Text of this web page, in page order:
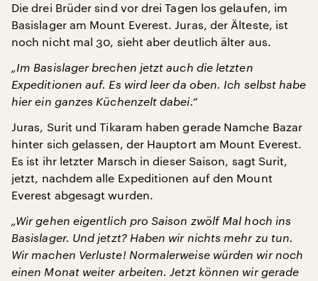
Die drei Brüder sind vor drei Tagen los gelaufen, im
Basislager am Mount Everest. Juras, der Älteste, ist
noch nicht mal 30, sieht aber deutlich älter aus.
„Im Basislager brechen jetzt auch die letzten
Expeditionen auf. Es wird leer da oben. Ich selbst habe
hier ein ganzes Küchenzelt dabei.“
Juras, Surit und Tikaram haben gerade Namche Bazar
hinter sich gelassen, der Hauptort am Mount Everest.
Es ist ihr letzter Marsch in dieser Saison, sagt Surit,
jetzt, nachdem alle Expeditionen auf den Mount
Everest abgesagt wurden.
„Wir gehen eigentlich pro Saison zwölf Mal hoch ins
Basislager. Und jetzt? Haben wir nichts mehr zu tun.
Wir machen Verluste! Normalerweise würden wir noch
einen Monat weiter arbeiten. Jetzt können wir gerade